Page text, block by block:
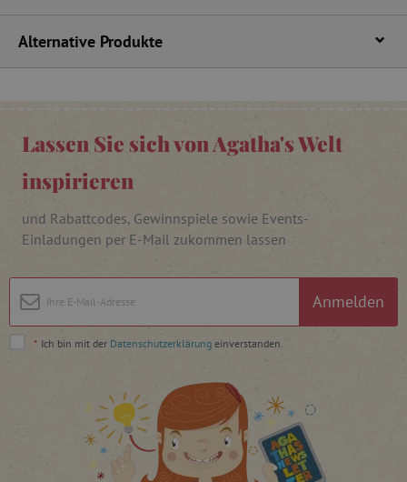
Alternative Produkte
Lassen Sie sich von Agatha's Welt
inspirieren
und Rabattcodes, Gewinnspiele sowie Events-
Einladungen per E-Mail zukommen lassen
Anmelden
* Ich bin mit der Datenschutzerklärung einverstanden.
www.agathaswelt.de
CookieScriptConsent
CookieScript
www.agathaswelt.de
__cf_bm
Cloudflare Inc.
.heureka.cz
_sp_id.ab3e
featureFlagCheckoutExperimentVariant
www.agathaswelt.de
FPID
.agathaswelt.de